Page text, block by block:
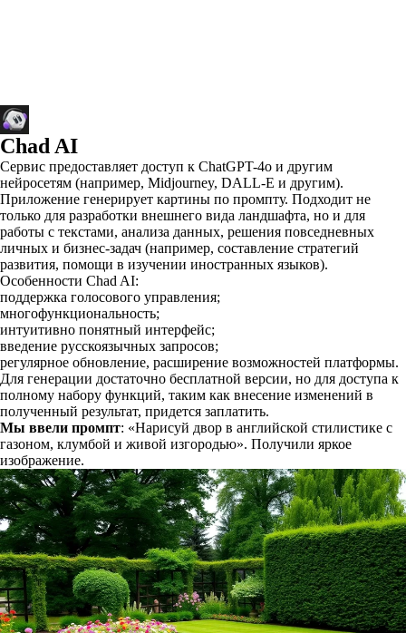
Chad AI
Сервис предоставляет доступ к ChatGPT-4o и другим
нейросетям (например, Midjourney, DALL-E и другим).
Приложение генерирует картины по промпту. Подходит не
только для разработки внешнего вида ландшафта, но и для
работы с текстами, анализа данных, решения повседневных
личных и бизнес-задач (например, составление стратегий
развития, помощи в изучении иностранных языков).
Особенности Chad AI:
поддержка голосового управления;
многофункциональность;
интуитивно понятный интерфейс;
введение русскоязычных запросов;
регулярное обновление, расширение возможностей платформы.
Для генерации достаточно бесплатной версии, но для доступа к
полному набору функций, таким как внесение изменений в
полученный результат, придется заплатить.
Мы ввели промпт: «Нарисуй двор в английской стилистике с
газоном, клумбой и живой изгородью». Получили яркое
изображение.